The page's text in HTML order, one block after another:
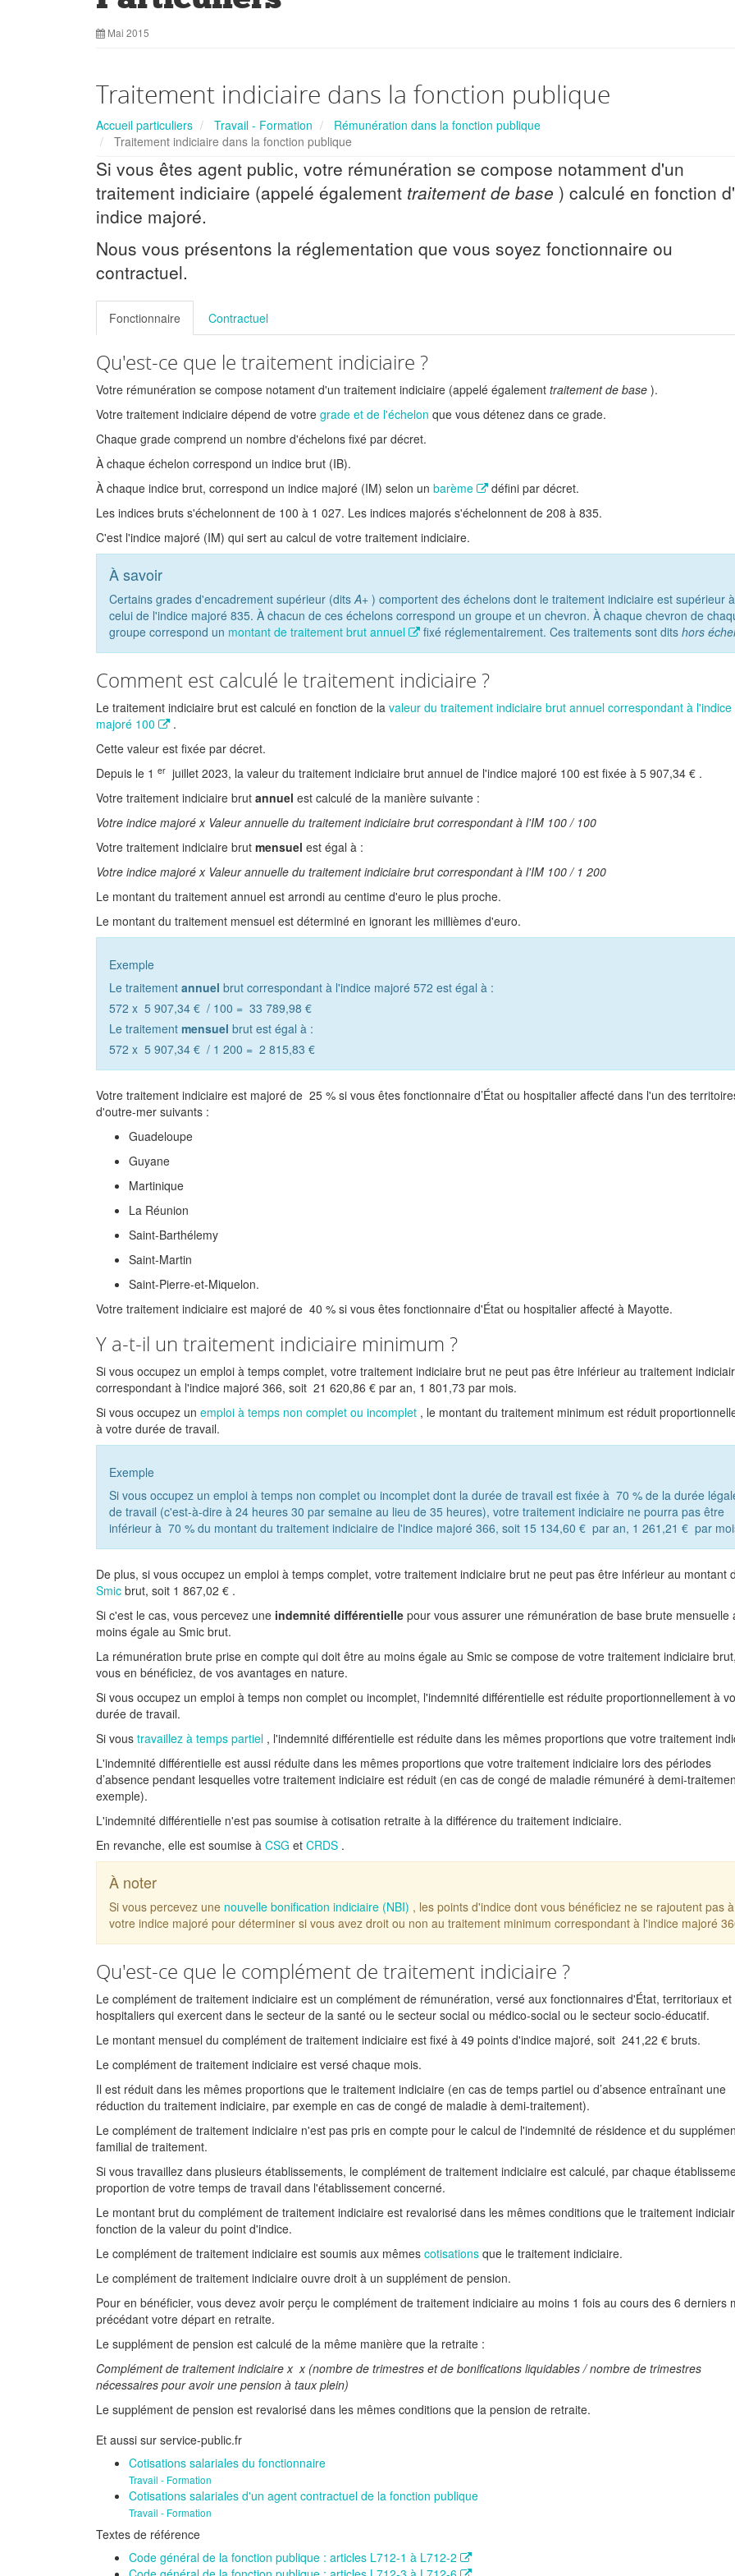
Mai 2015
Traitement indiciaire dans la fonction publique
Accueil particuliers Travail - Formation
Rémunération dans la fonction publique
Traitement indiciaire dans la fonction publique
Si vous êtes agent public, votre rémunération se compose notamment d'un
traitement indiciaire (appelé également traitement de base ) calculé en fonction
indice majoré.
Nous vous présentons la réglementation que vous soyez fonctionnaire ou
contractuel.
Fonctionnaire Contractuel
Qu'est-ce que le traitement indiciaire ?
Votre rémunération se compose notament d'un traitement indiciaire (appelé également traitement de base ).
Votre traitement indiciaire dépend de votre grade et de l'échelon que vous détenez dans ce grade.
Chaque grade comprend un nombre d'échelons fixé par décret.
À chaque échelon correspond un indice brut (IB).
À chaque indice brut, correspond un indice majoré (IM) selon un barème
défini par décret.
Les indices bruts s'échelonnent de 100 à 1 027. Les indices majorés s'échelonnent de 208 à 835.
C'est l'indice majoré (IM) qui sert au calcul de votre traitement indiciaire.
À savoir
Certains grades d'encadrement supérieur (dits A+ ) comportent des échelons dont le traitement indiciaire est supérieur à
celui de l'indice majoré 835. À chacun de ces échelons correspond un groupe et un chevron. À chaque chevron de
groupe correspond un montant de traitement brut annuel fixé réglementairement. Ces traitements sont dits hors
Comment est calculé le traitement indiciaire ?
Le traitement indiciaire brut est calculé en fonction de la valeur du traitement indiciaire brut annuel correspondant à l'indice
majoré 100
.
Cette valeur est fixée par décret.
Depuis le 1 er juillet 2023, la valeur du traitement indiciaire brut annuel de l'indice majoré 100 est fixée à 5 907,34 € .
Votre traitement indiciaire brut annuel est calculé de la manière suivante :
Votre indice majoré x Valeur annuelle du traitement indiciaire brut correspondant à l'IM 100 / 100
Votre traitement indiciaire brut mensuel est égal à :
Votre indice majoré x Valeur annuelle du traitement indiciaire brut correspondant à l'IM 100 / 1 200
Le montant du traitement annuel est arrondi au centime d'euro le plus proche.
Le montant du traitement mensuel est déterminé en ignorant les millièmes d'euro.
Exemple
Le traitement annuel brut correspondant à l'indice majoré 572 est égal à :
572 x 5 907,34 € / 100 = 33 789,98 €
Le traitement mensuel brut est égal à :
572 x 5 907,34 € / 1 200 = 2 815,83 €
Votre traitement indiciaire est majoré de 25 % si vous êtes fonctionnaire d’État ou hospitalier affecté dans l'un des
d'outre-mer suivants :
Guadeloupe
Guyane
Martinique
La Réunion
Saint-Barthélemy
Saint-Martin
Saint-Pierre-et-Miquelon.
Votre traitement indiciaire est majoré de 40 % si vous êtes fonctionnaire d'État ou hospitalier affecté à Mayotte.
Y a-t-il un traitement indiciaire minimum ?
Si vous occupez un emploi à temps complet, votre traitement indiciaire brut ne peut pas être inférieur au traitement
correspondant à l'indice majoré 366, soit 21 620,86 € par an, 1 801,73 par mois.
Si vous occupez un emploi à temps non complet ou incomplet , le montant du traitement minimum est réduit
à votre durée de travail.
Exemple
Si vous occupez un emploi à temps non complet ou incomplet dont la durée de travail est fixée à 70 % de la durée
de travail (c'est-à-dire à 24 heures 30 par semaine au lieu de 35 heures), votre traitement indiciaire ne pourra pas être
inférieur à 70 % du montant du traitement indiciaire de l'indice majoré 366, soit 15 134,60 € par an, 1 261,21 € par
De plus, si vous occupez un emploi à temps complet, votre traitement indiciaire brut ne peut pas être inférieur au montant
Smic brut, soit 1 867,02 € .
Si c'est le cas, vous percevez une indemnité différentielle pour vous assurer une rémunération de base brute mensuelle
moins égale au Smic brut.
La rémunération brute prise en compte qui doit être au moins égale au Smic se compose de votre traitement indiciaire
vous en bénéficiez, de vos avantages en nature.
Si vous occupez un emploi à temps non complet ou incomplet, l'indemnité différentielle est réduite proportionnellement à
durée de travail.
Si vous travaillez à temps partiel , l'indemnité différentielle est réduite dans les mêmes proportions que votre traitement
L'indemnité différentielle est aussi réduite dans les mêmes proportions que votre traitement indiciaire lors des périodes
d’absence pendant lesquelles votre traitement indiciaire est réduit (en cas de congé de maladie rémunéré à demi-
exemple).
L'indemnité différentielle n'est pas soumise à cotisation retraite à la différence du traitement indiciaire.
En revanche, elle est soumise à CSG et CRDS .
À noter
Si vous percevez une nouvelle bonification indiciaire (NBI) , les points d'indice dont vous bénéficiez ne se rajoutent pas à
votre indice majoré pour déterminer si vous avez droit ou non au traitement minimum correspondant à l'indice majoré
Qu'est-ce que le complément de traitement indiciaire ?
Le complément de traitement indiciaire est un complément de rémunération, versé aux fonctionnaires d'État, territoriaux et
hospitaliers qui exercent dans le secteur de la santé ou le secteur social ou médico-social ou le secteur socio-éducatif.
Le montant mensuel du complément de traitement indiciaire est fixé à 49 points d'indice majoré, soit 241,22 € bruts.
Le complément de traitement indiciaire est versé chaque mois.
Il est réduit dans les mêmes proportions que le traitement indiciaire (en cas de temps partiel ou d’absence entraînant une
réduction du traitement indiciaire, par exemple en cas de congé de maladie à demi-traitement).
Le complément de traitement indiciaire n'est pas pris en compte pour le calcul de l'indemnité de résidence et du
familial de traitement.
Si vous travaillez dans plusieurs établissements, le complément de traitement indiciaire est calculé, par chaque
proportion de votre temps de travail dans l'établissement concerné.
Le montant brut du complément de traitement indiciaire est revalorisé dans les mêmes conditions que le traitement
fonction de la valeur du point d'indice.
Le complément de traitement indiciaire est soumis aux mêmes cotisations que le traitement indiciaire.
Le complément de traitement indiciaire ouvre droit à un supplément de pension.
Pour en bénéficier, vous devez avoir perçu le complément de traitement indiciaire au moins 1 fois au cours des 6 derniers
précédant votre départ en retraite.
Le supplément de pension est calculé de la même manière que la retraite :
Complément de traitement indiciaire x x (nombre de trimestres et de bonifications liquidables / nombre de trimestres
nécessaires pour avoir une pension à taux plein)
Le supplément de pension est revalorisé dans les mêmes conditions que la pension de retraite.
Et aussi sur service-public.fr
Cotisations salariales du fonctionnaire
Travail - Formation
Cotisations salariales d'un agent contractuel de la fonction publique
Travail - Formation
Textes de référence
Code général de la fonction publique : articles L712-1 à L712-2